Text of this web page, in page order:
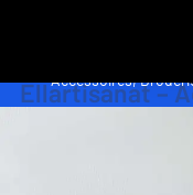
Ellartisanat –
Accessoires,